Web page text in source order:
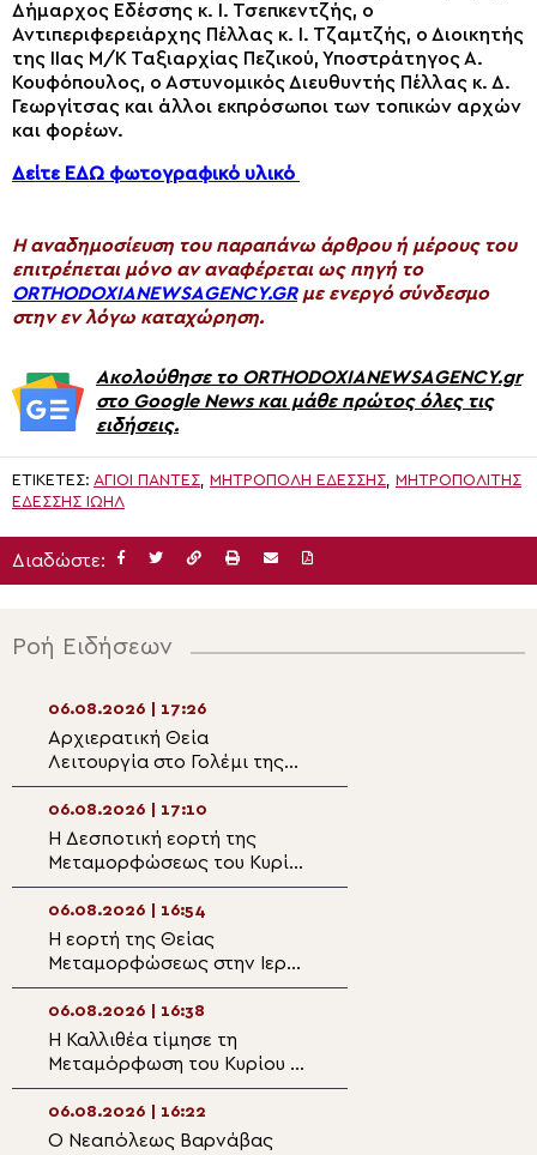
Δήμαρχος Εδέσσης κ. Ι. Τσεπκεντζής, ο
Αντιπεριφερειάρχης Πέλλας κ. Ι. Τζαμτζής, ο Διοικητής
της ΙΙας Μ/Κ Ταξιαρχίας Πεζικού, Υποστράτηγος Α.
Κουφόπουλος, ο Αστυνομικός Διευθυντής Πέλλας κ. Δ.
Γεωργίτσας και άλλοι εκπρόσωποι των τοπικών αρχών
και φορέων.
Δείτε ΕΔΩ φωτογραφικό υλικό
H αναδημοσίευση του παραπάνω άρθρου ή μέρους του
επιτρέπεται μόνο αν αναφέρεται ως πηγή το
ORTHODOXIANEWSAGENCY.GRμε ενεργό σύνδεσμο
στην εν λόγω καταχώρηση.
Ακολούθησε το ORTHODOXIANEWSAGENCY.gr
στο Google News και μάθε πρώτος όλες τις
ειδήσεις.
ΕΤΙΚΈΤΕΣ: ΑΓΙΟΙ ΠΑΝΤΕΣ, ΜΗΤΡΟΠΟΛΗ ΕΔΕΣΣΗΣ, ΜΗΤΡΟΠΟΛΊΤΗΣ
ΕΔΈΣΣΗΣ ΙΩΉΛ
Διαδώστε:
Ροή Ειδήσεων
06.08.2026 | 17:26
Αρχιερατική Θεία
Λειτουργία στο Γολέμι της
ορεινής Ναυπακτίας
06.08.2026 | 17:10
Η Δεσποτική εορτή της
Μεταμορφώσεως του Κυρίου
στη Μητρόπολη Πειραιώς
06.08.2026 | 16:54
Η εορτή της Θείας
Μεταμορφώσεως στην Ιερά
Μητρόπολη Κηφισίας
06.08.2026 | 16:38
Η Καλλιθέα τίμησε τη
Μεταμόρφωση του Κυρίου με
τον Επίσκοπο Ρωγών
Φιλόθεο
06.08.2026 | 16:22
Ο Νεαπόλεως Βαρνάβας